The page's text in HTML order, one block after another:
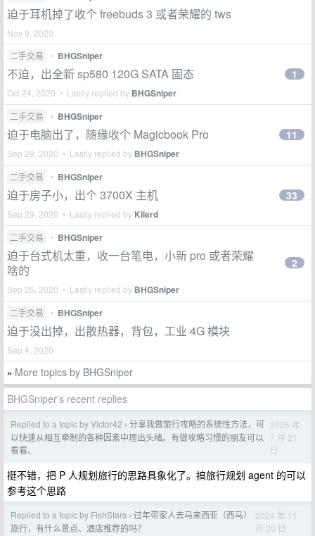
迫于耳机掉了收个 freebuds 3 或者荣耀的 tws
Nov 9, 2020
二手交易
• BHGSniper
不迫，出全新 sp580 120G SATA 固态
Oct 24, 2020 • Lastly replied by BHGSniper
1
二手交易 • BHGSniper
迫于电脑出了，随缘收个 Magicbook Pro
Sep 29, 2020 • Lastly replied by BHGSniper
11
二手交易 • BHGSniper
迫于房子小，出个 3700X 主机
Sep 29, 2020 • Lastly replied by Kilerd
33
二手交易 • BHGSniper
迫于台式机太重，收一台笔电，小新 pro 或者荣耀
啥的
Sep 25, 2020 • Lastly replied by BHGSniper
2
二手交易 • BHGSniper
迫于没出掉，出散热器，背包，工业 4G 模块
Sep 4, 2020
» More topics by BHGSniper
BHGSniper's recent replies
Replied to a topic by Victor42 › 分享我做旅行攻略的系统性方法，可
以快速从相互牵制的各种因素中理出头绪。有做攻略习惯的朋友可以
看看。
2025 年
7 月 21
日
挺不错，把 P 人规划旅行的思路具象化了。搞旅行规划 agent 的可以
参考这个思路
Replied to a topic by FishStars › 过年带家人去马来西亚（西马）
旅行，有什么景点、酒店推荐的吗？
2024 年 11
月 20 日